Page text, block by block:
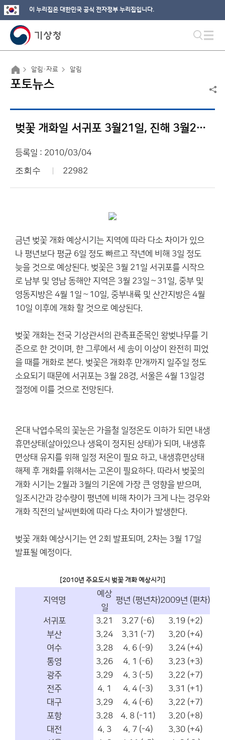
이 누리집은 대한민국 공식 전자정부 누리집입니다.
알림·자료 알림
포토뉴스
벚꽃 개화일 서귀포 3월21일, 진해 3월26일, 서울 4월6일
등록일 : 2010/03/04
조회수 22982
금년 벚꽃 개화 예상시기는 지역에 따라 다소 차이가 있으
나 평년보다 평균 6일 정도 빠르고 작년에 비해 3일 정도
늦을 것으로 예상된다. 벚꽃은 3월 21일 서귀포를 시작으
로 남부 및 영남 동해안 지역은 3월 23일～31일, 중부 및
영동지방은 4월 1일～10일, 중부내륙 및 산간지방은 4월
10일 이후에 개화 할 것으로 예상된다.
벚꽃 개화는 전국 기상관서의 관측표준목인 왕벚나무를 기
준으로 한 것이며, 한 그루에서 세 송이 이상이 완전히 피었
을 때를 개화로 본다. 벚꽃은 개화후 만개까지 일주일 정도
소요되기 때문에 서귀포는 3월 28경, 서울은 4월 13일경
절정에 이를 것으로 전망된다.
온대 낙엽수목의 꽃눈은 가을철 일정온도 이하가 되면 내생
휴면상태(살아있으나 생육이 정지된 상태)가 되며, 내생휴
면상태 유지를 위해 일정 저온이 필요 하고, 내생휴면상태
해제 후 개화를 위해서는 고온이 필요하다. 따라서 벚꽃의
개화 시기는 2월과 3월의 기온에 가장 큰 영향을 받으며,
일조시간과 강수량이 평년에 비해 차이가 크게 나는 경우와
개화 직전의 날씨변화에 따라 다소 차이가 발생한다.
벚꽃 개화 예상시기는 연 2회 발표되며, 2차는 3월 17일
발표될 예정이다.
[2010년 주요도시 벚꽃 개화 예상시기]
지역명
예상
일
평년 (평년차)2009년 (편차)
서귀포 3.21 3.27 (-6)
3.19 (+2)
부산
3.24 3.31 (-7)
3.20 (+4)
여수
3.28 4. 6 (-9)
3.24 (+4)
통영
3.26 4. 1 (-6)
3.23 (+3)
광주
3.29 4. 3 (-5)
3.22 (+7)
전주
4. 1 4. 4 (-3)
3.31 (+1)
대구
3.29 4. 4 (-6)
3.22 (+7)
포항
3.28 4. 8 (-11)
3.20 (+8)
대전
4. 3 4. 7 (-4)
3.30 (+4)